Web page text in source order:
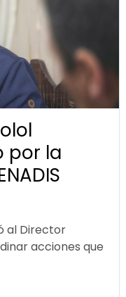
por la
al Director
acciones que